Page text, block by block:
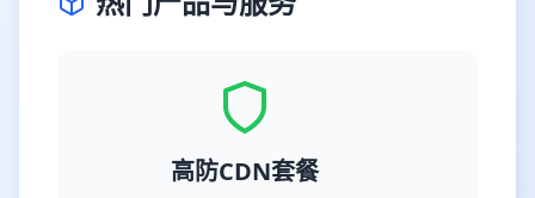
高防CDN套餐